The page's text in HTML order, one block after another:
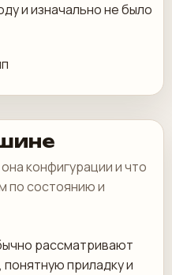
и изначально не было
конфигурации и что
по состоянию и
рассматривают
приладку и